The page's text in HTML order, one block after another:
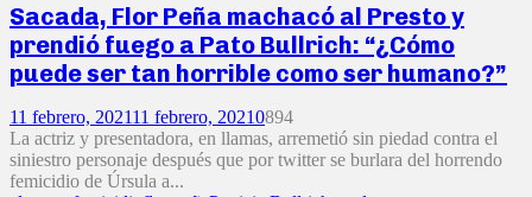
Sacada, Flor Peña machacó al Presto y
prendió fuego a Pato Bullrich: “¿Cómo
puede ser tan horrible como ser humano?”
11 febrero, 202111 febrero, 20210894
La actriz y presentadora, en llamas, arremetió sin piedad contra el
siniestro personaje después que por twitter se burlara del horrendo
femicidio de Úrsula a...